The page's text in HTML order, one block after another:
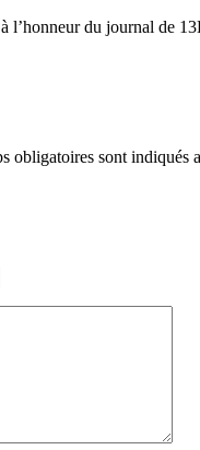
l’honneur du journal de
obligatoires sont indiqués